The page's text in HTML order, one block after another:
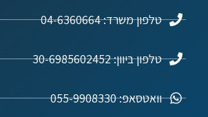
טלפון משרד: 04-6360664
טלפון ביוון: 30-6985602452
וואטסאפ: 055-9908330